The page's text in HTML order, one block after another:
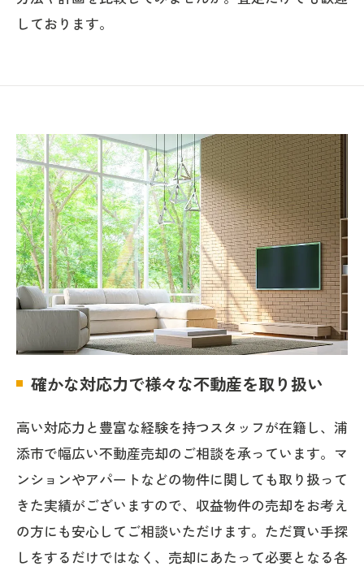
しております。
確かな対応力で様々な不動産を取り扱い
高い対応力と豊富な経験を持つスタッフが在籍し、浦
添市で幅広い不動産売却のご相談を承っています。マ
ンションやアパートなどの物件に関しても取り扱って
きた実績がございますので、収益物件の売却をお考え
の方にも安心してご相談いただけます。ただ買い手探
しをするだけではなく、売却にあたって必要となる各